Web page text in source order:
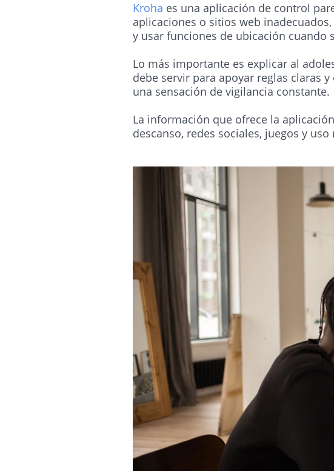
Kroha es una aplicación de control
aplicaciones o sitios web
y usar funciones de ubicación cuando
Lo más importante es explicar al
debe servir para apoyar reglas claras
una sensación de vigilancia constante.
La información que ofrece la
descanso, redes sociales, juegos y